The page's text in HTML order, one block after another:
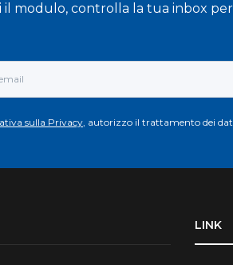
il modulo, controlla la tua inbox
sulla Privacy , autorizzo il trattamento dei
LINK